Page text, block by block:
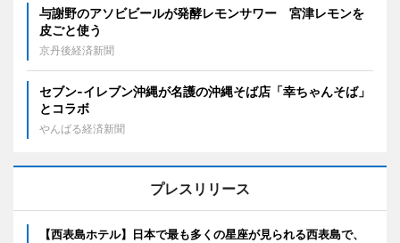
与謝野のアソビビールが発酵レモンサワー 宮津レモンを
皮ごと使う
京丹後経済新聞
セブン‐イレブン沖縄が名護の沖縄そば店「幸ちゃんそば」
とコラボ
やんばる経済新聞
プレスリリース
【西表島ホテル】日本で最も多くの星座が見られる西表島で、